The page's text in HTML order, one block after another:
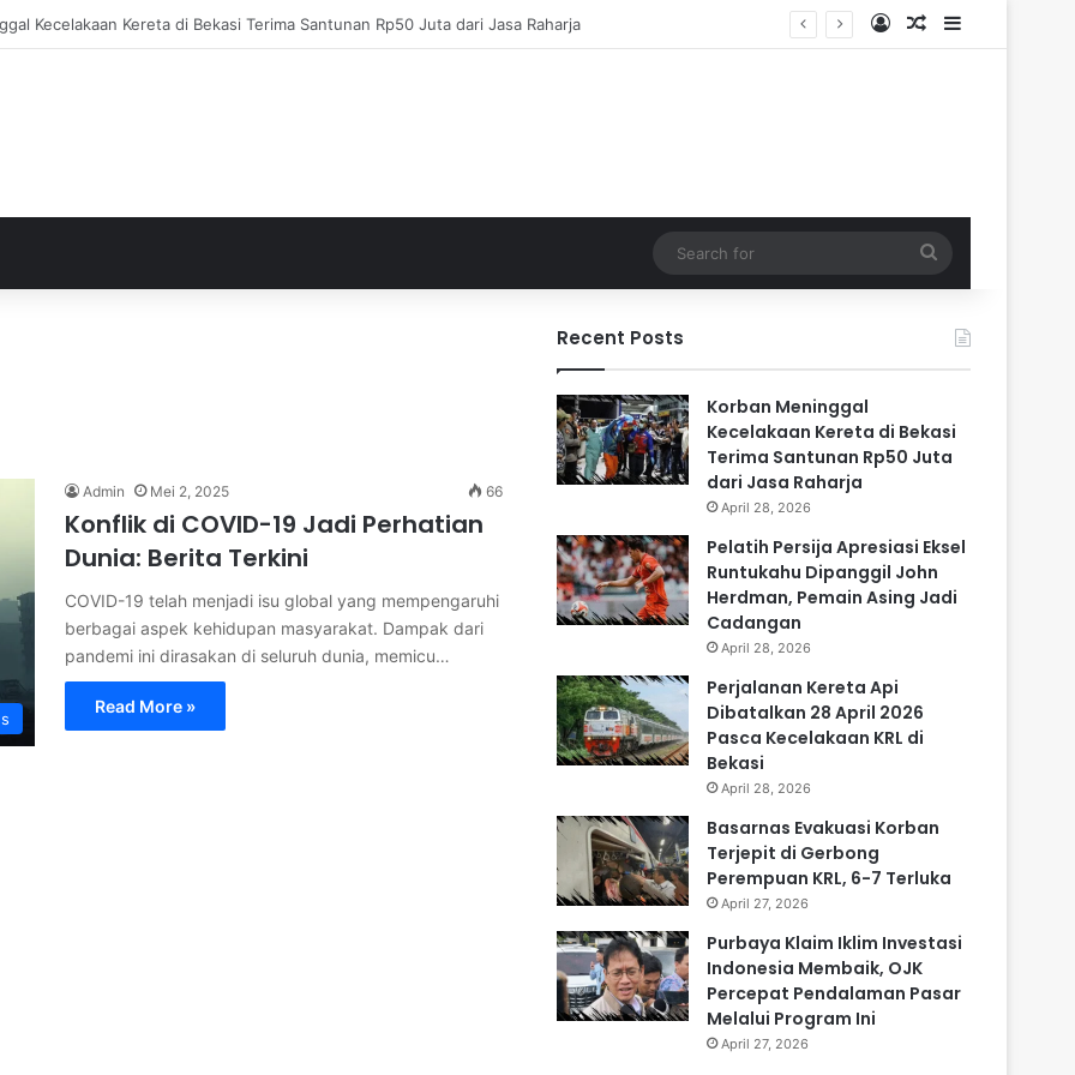
Eksel Runtukahu Dipanggil John Herdman, Pemain Asing Jadi Cadangan Log InRandom Article
Sidebar
for
Admin Mei 2, 2025 66
Konflik di COVID-19 Jadi Perhatian
Dunia: Berita Terkini
COVID-19 telah menjadi isu global yang mempengaruhi
berbagai aspek kehidupan masyarakat. Dampak dari
pandemi ini dirasakan di seluruh dunia, memicu…
Read More »
Recent Posts
Korban Meninggal
Kecelakaan Kereta di Bekasi
Terima Santunan Rp50 Juta
dari Jasa Raharja
April 28, 2026
Pelatih Persija Apresiasi Eksel
Runtukahu Dipanggil John
Herdman, Pemain Asing Jadi
Cadangan
April 28, 2026
Perjalanan Kereta Api
Dibatalkan 28 April 2026
Pasca Kecelakaan KRL di
Bekasi
April 28, 2026
Basarnas Evakuasi Korban
Terjepit di Gerbong
Perempuan KRL, 6-7 Terluka
April 27, 2026
Purbaya Klaim Iklim Investasi
Indonesia Membaik, OJK
Percepat Pendalaman Pasar
Melalui Program Ini
April 27, 2026